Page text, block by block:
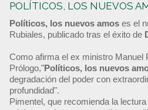
POLÍTICOS, LOS NUEVOS
Políticos, los nuevos amos es el
Rubiales, publicado tras el éxito de
Como afirma el ex ministro Manuel
Prólogo,"Políticos, los nuevos
degradación del poder con
profundidad".
Pimentel, que recomienda la